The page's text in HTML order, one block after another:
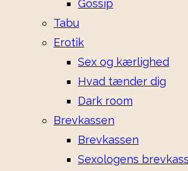
Gossip
Tabu
Erotik
Sex og kærlighed
Hvad tænder dig
Dark room
Brevkassen
Brevkassen
Sexologens